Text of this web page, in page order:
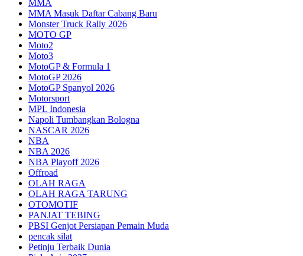
MMA
MMA Masuk Daftar Cabang Baru
Monster Truck Rally 2026
MOTO GP
Moto2
Moto3
MotoGP & Formula 1
MotoGP 2026
MotoGP Spanyol 2026
Motorsport
MPL Indonesia
Napoli Tumbangkan Bologna
NASCAR 2026
NBA
NBA 2026
NBA Playoff 2026
Offroad
OLAH RAGA
OLAH RAGA TARUNG
OTOMOTIF
PANJAT TEBING
PBSI Genjot Persiapan Pemain Muda
pencak silat
Petinju Terbaik Dunia